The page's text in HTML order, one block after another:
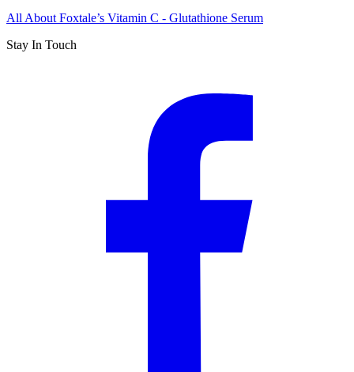
All About Foxtale’s Vitamin C - Glutathione Serum
Stay In Touch